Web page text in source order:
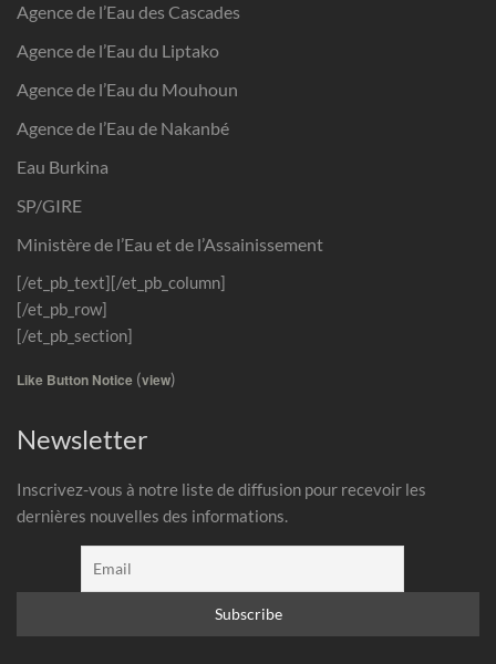
Agence de l’Eau des Cascades
Agence de l’Eau du Liptako
Agence de l’Eau du Mouhoun
Agence de l’Eau de Nakanbé
Eau Burkina
SP/GIRE
Ministère de l’Eau et de l’Assainissement
[/et_pb_text][/et_pb_column]
[/et_pb_row]
[/et_pb_section]
Like Button Notice (view)
Newsletter
Inscrivez-vous à notre liste de diffusion pour recevoir les
dernières nouvelles des informations.